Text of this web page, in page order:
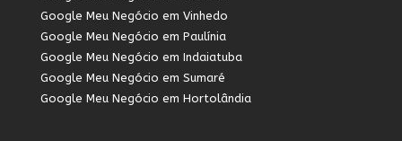
Google Meu Negócio em Vinhedo
Google Meu Negócio em Paulínia
Google Meu Negócio em Indaiatuba
Google Meu Negócio em Sumaré
Google Meu Negócio em Hortolândia